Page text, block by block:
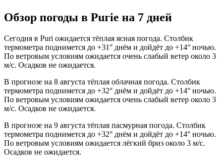
Обзор погоды в Puriе на 7 дней
Сегодня в Puri ожидается тёплая ясная погода. Столбик
термометра поднимется до +31° днём и дойдёт до +14° ночью.
По ветровым условиям ожидается очень слабый ветер около 3
м/с. Осадков не ожидается.
В прогнозе на 8 августа тёплая облачная погода. Столбик
термометра поднимется до +32° днём и дойдёт до +14° ночью.
По ветровым условиям ожидается очень слабый ветер около 3
м/с. Осадков не ожидается.
В прогнозе на 9 августа тёплая пасмурная погода. Столбик
термометра поднимется до +32° днём и дойдёт до +14° ночью.
По ветровым условиям ожидается лёгкий бриз около 3 м/с.
Осадков не ожидается.